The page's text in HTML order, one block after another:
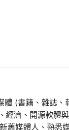
(書籍、雜誌、
經濟、開源軟體
舊媒體人、熟悉